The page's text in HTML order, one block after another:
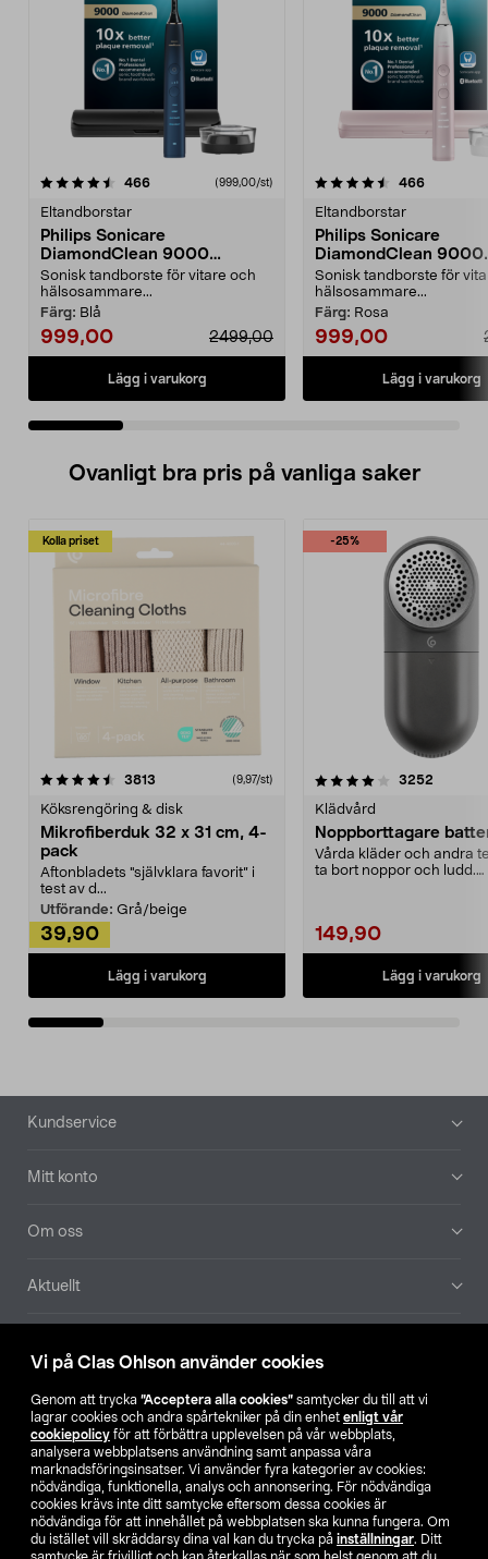
Vi på Clas Ohlson använder cookies
Genom att trycka ”Acceptera alla cookies” samtycker du till att vi
lagrar cookies och andra spårtekniker på din enhet enligt vår
cookiepolicy för att förbättra upplevelsen på vår webbplats,
analysera webbplatsens användning samt anpassa våra
marknadsföringsinsatser. Vi använder fyra kategorier av cookies:
nödvändiga, funktionella, analys och annonsering. För nödvändiga
cookies krävs inte ditt samtycke eftersom dessa cookies är
nödvändiga för att innehållet på webbplatsen ska kunna fungera. Om
du istället vill skräddarsy dina val kan du trycka på inställningar. Ditt
466recensioner(999,00/st)
Eltandborstar
Philips Sonicare
DiamondClean 9000
eltandborste, Special Edition
Sonisk tandborste för vitare och
hälsosammare...
Färg: Blå
999,00 2499,00
Lägg i varukorg
4.5 av 5 stjärnor 466
Eltandborstar
Philips Sonicare
DiamondClean 9000
eltandborste, Special
Sonisk tandborste för
hälsosammare...
Färg: Rosa
999,00
Lägg i varukorg
4.5 av 5 stjärnor
Ovanligt bra pris på vanliga saker
Kolla priset
3813 (9,97/st)
Köksrengöring & disk
Mikrofiberduk 32 x 31 cm, 4-
pack
Aftonbladets "självklara favorit” i
test av d...
Utförande: Grå/beige
39,90
Lägg i varukorg
-25%
4.0av 5 stjärnor 3252
Klädvård
Noppborttagare
Vårda kläder och andra
ta bort noppor och ludd.
149,90
Lägg i varukorg
4.5av 5 stjärnor
Sidfot
Kundservice
Mitt konto
Om oss
Aktuellt
Hitta butik
SE NO FI